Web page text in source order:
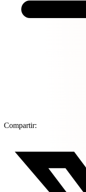
Compartir: